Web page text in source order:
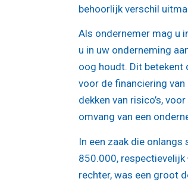
behoorlijk verschil
Als ondernemer mag u
u in uw onderneming
oog houdt. Dit betekent
voor de financiering
dekken van risico’s,
omvang van een
In een zaak die
850.000,
rechter, was een groot